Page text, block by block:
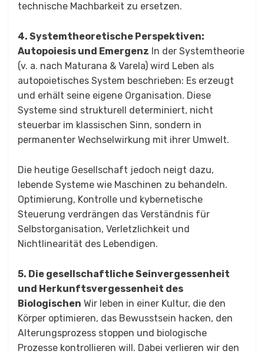
technische Machbarkeit zu ersetzen.
4. Systemtheoretische Perspektiven:
Autopoiesis und Emergenz In der Systemtheorie
(v. a. nach Maturana & Varela) wird Leben als
autopoietisches System beschrieben: Es erzeugt
und erhält seine eigene Organisation. Diese
Systeme sind strukturell determiniert, nicht
steuerbar im klassischen Sinn, sondern in
permanenter Wechselwirkung mit ihrer Umwelt.
Die heutige Gesellschaft jedoch neigt dazu,
lebende Systeme wie Maschinen zu behandeln.
Optimierung, Kontrolle und kybernetische
Steuerung verdrängen das Verständnis für
Selbstorganisation, Verletzlichkeit und
Nichtlinearität des Lebendigen.
5. Die gesellschaftliche Seinvergessenheit
und Herkunftsvergessenheit des
Biologischen Wir leben in einer Kultur, die den
Körper optimieren, das Bewusstsein hacken, den
Alterungsprozess stoppen und biologische
Prozesse kontrollieren will. Dabei verlieren wir den